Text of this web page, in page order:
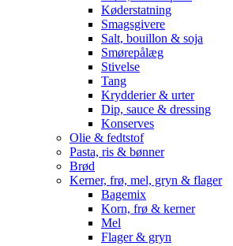
Køderstatning
Smagsgivere
Salt, bouillon & soja
Smørepålæg
Stivelse
Tang
Krydderier & urter
Dip, sauce & dressing
Konserves
Olie & fedtstof
Pasta, ris & bønner
Brød
Kerner, frø, mel, gryn & flager
Bagemix
Korn, frø & kerner
Mel
Flager & gryn